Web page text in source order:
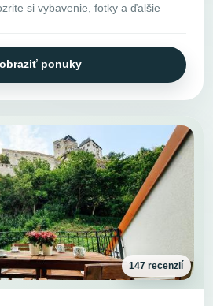
si vybavenie, fotky a ďalšie
ponuky
147 recenzií